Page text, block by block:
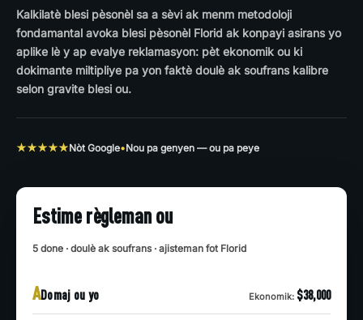
Kalkilatè blesi pèsonèl sa a sèvi ak menm metodoloji
fondamantal avoka blesi pèsonèl Florid ak konpayi asirans yo
aplike lè y ap evalye reklamasyon: pèt ekonomik ou ki
dokimante miltipliye pa yon faktè doulè ak soufrans kalibre
selon gravite blesi ou.
★★★★★Nòt Google•Nou pa genyen — ou pa peye
Estime règleman ou
5 done · doulè ak soufrans · ajisteman fot Florid
ADomaj ou yo Ekonomik: $38,000